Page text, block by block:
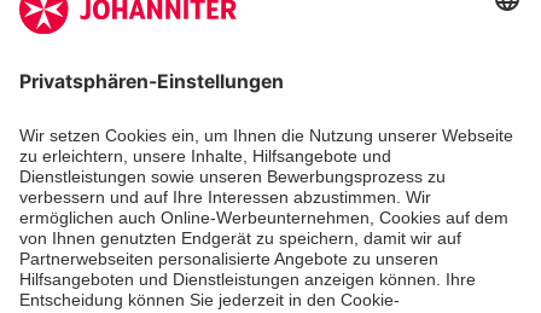
Zertifizierung der Johanniter-Unfall-Hilfe e.V.
Die Johanniter GmbH führt das Spendenzertifikat
des Deutschen Spendenrats e.V.